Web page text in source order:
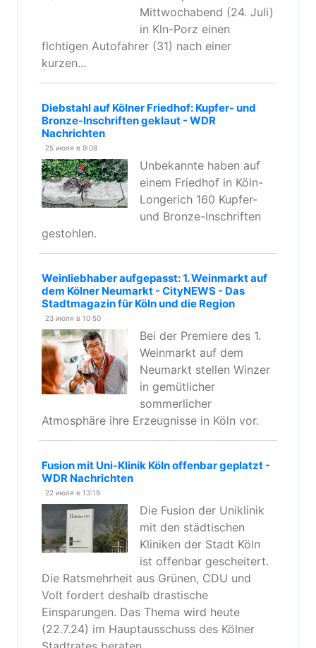
Mittwochabend (24. Juli)
in Kln-Porz einen
flchtigen Autofahrer (31) nach einer
kurzen...
Diebstahl auf Kölner Friedhof: Kupfer- und
Bronze-Inschriften geklaut - WDR
Nachrichten
25 июля в 9:08
Unbekannte haben auf
einem Friedhof in Köln-
Longerich 160 Kupfer-
und Bronze-Inschriften
gestohlen.
Weinliebhaber aufgepasst: 1. Weinmarkt auf
dem Kölner Neumarkt - CityNEWS - Das
Stadtmagazin für Köln und die Region
23 июля в 10:50
Bei der Premiere des 1.
Weinmarkt auf dem
Neumarkt stellen Winzer
in gemütlicher
sommerlicher
Atmosphäre ihre Erzeugnisse in Köln vor.
Fusion mit Uni-Klinik Köln offenbar geplatzt -
WDR Nachrichten
22 июля в 13:19
Die Fusion der Uniklinik
mit den städtischen
Kliniken der Stadt Köln
ist offenbar gescheitert.
Die Ratsmehrheit aus Grünen, CDU und
Volt fordert deshalb drastische
Einsparungen. Das Thema wird heute
(22.7.24) im Hauptausschuss des Kölner